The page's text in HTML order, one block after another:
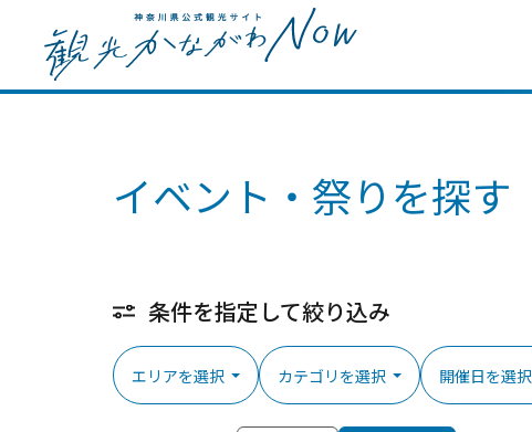
イベント・祭りを探す
条件を指定して絞り込み
エリアを選択 カテゴリを選択 開催日を選択